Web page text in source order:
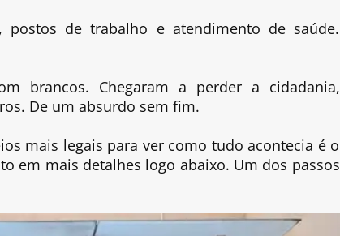
de trabalho e atendimento de saúde.
brancos. Chegaram a perder a cidadania,
De um absurdo sem fim.
mais legais para ver como tudo acontecia é o
em mais detalhes logo abaixo. Um dos passos